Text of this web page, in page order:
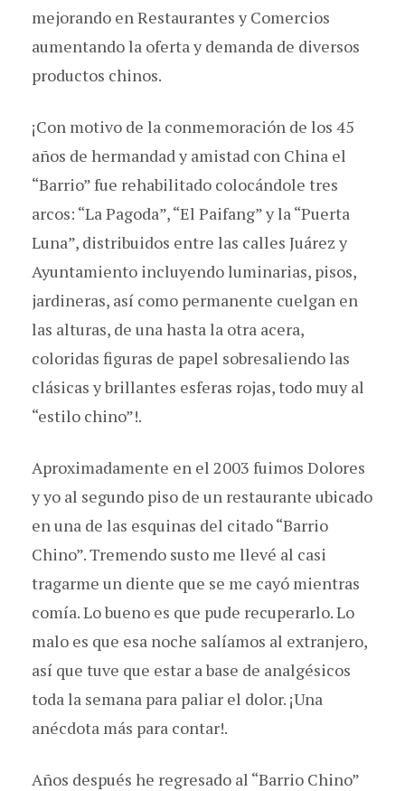
mejorando en Restaurantes y Comercios
aumentando la oferta y demanda de diversos
productos chinos.
¡Con motivo de la conmemoración de los 45
años de hermandad y amistad con China el
“Barrio” fue rehabilitado colocándole tres
arcos: “La Pagoda”, “El Paifang” y la “Puerta
Luna”, distribuidos entre las calles Juárez y
Ayuntamiento incluyendo luminarias, pisos,
jardineras, así como permanente cuelgan en
las alturas, de una hasta la otra acera,
coloridas figuras de papel sobresaliendo las
clásicas y brillantes esferas rojas, todo muy al
“estilo chino”!.
Aproximadamente en el 2003 fuimos Dolores
y yo al segundo piso de un restaurante ubicado
en una de las esquinas del citado “Barrio
Chino”. Tremendo susto me llevé al casi
tragarme un diente que se me cayó mientras
comía. Lo bueno es que pude recuperarlo. Lo
malo es que esa noche salíamos al extranjero,
así que tuve que estar a base de analgésicos
toda la semana para paliar el dolor. ¡Una
anécdota más para contar!.
Años después he regresado al “Barrio Chino”